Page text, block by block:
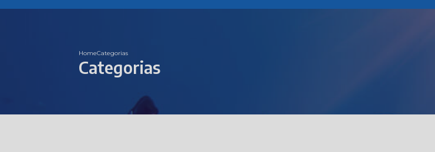
HomeCategorias
Categorias